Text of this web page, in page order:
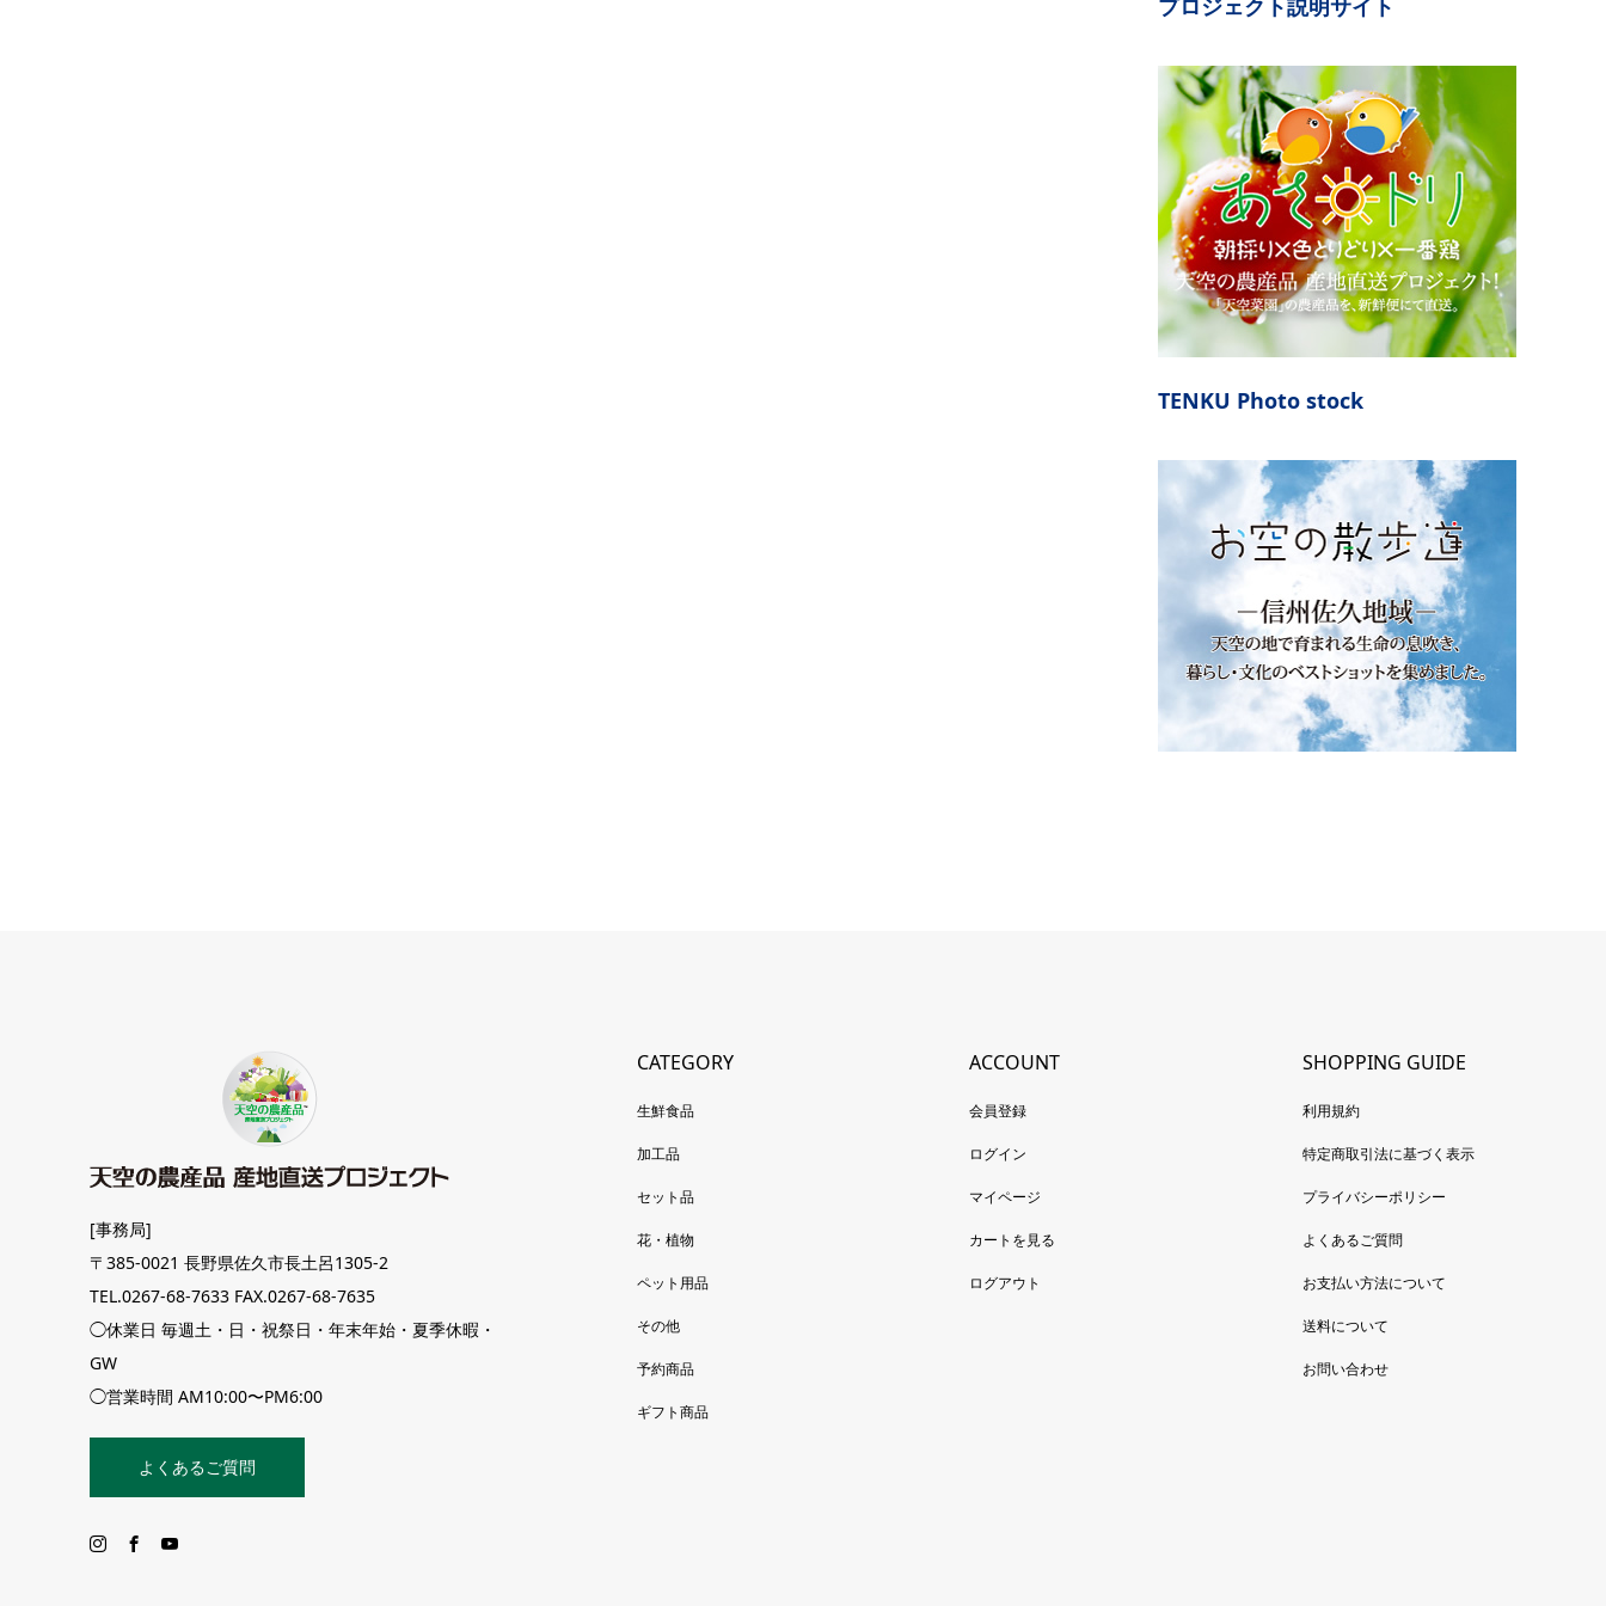
プロジェクト説明サイト
TENKU Photo stock
[事務局]
〒385-0021 長野県佐久市長土呂1305-2
TEL.0267-68-7633 FAX.0267-68-7635
◯休業日 毎週土・日・祝祭日・年末年始・夏季休暇・
GW
◯営業時間 AM10:00〜PM6:00
よくあるご質問
CATEGORY
生鮮食品
加工品
セット品
花・植物
ペット用品
その他
予約商品
ギフト商品
ACCOUNT
会員登録
ログイン
マイページ
カートを見る
ログアウト
SHOPPING GUIDE
利用規約
特定商取引法に基づく表示
プライバシーポリシー
よくあるご質問
お支払い方法について
送料について
お問い合わせ